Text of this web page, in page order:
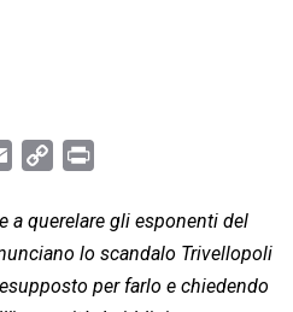
a
i
l
p
y
L
i
n
t
a querelare gli esponenti del
lo scandalo Trivellopoli
per farlo e chiedendo